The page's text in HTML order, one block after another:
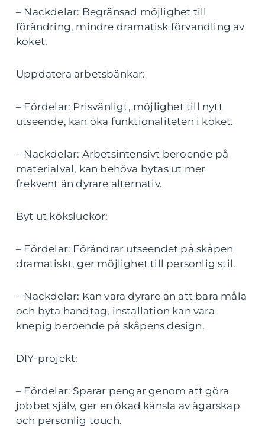
– Nackdelar: Begränsad möjlighet till
förändring, mindre dramatisk förvandling av
köket.
Uppdatera arbetsbänkar:
– Fördelar: Prisvänligt, möjlighet till nytt
utseende, kan öka funktionaliteten i köket.
– Nackdelar: Arbetsintensivt beroende på
materialval, kan behöva bytas ut mer
frekvent än dyrare alternativ.
Byt ut köksluckor:
– Fördelar: Förändrar utseendet på skåpen
dramatiskt, ger möjlighet till personlig stil.
– Nackdelar: Kan vara dyrare än att bara måla
och byta handtag, installation kan vara
knepig beroende på skåpens design.
DIY-projekt:
– Fördelar: Sparar pengar genom att göra
jobbet själv, ger en ökad känsla av ägarskap
och personlig touch.